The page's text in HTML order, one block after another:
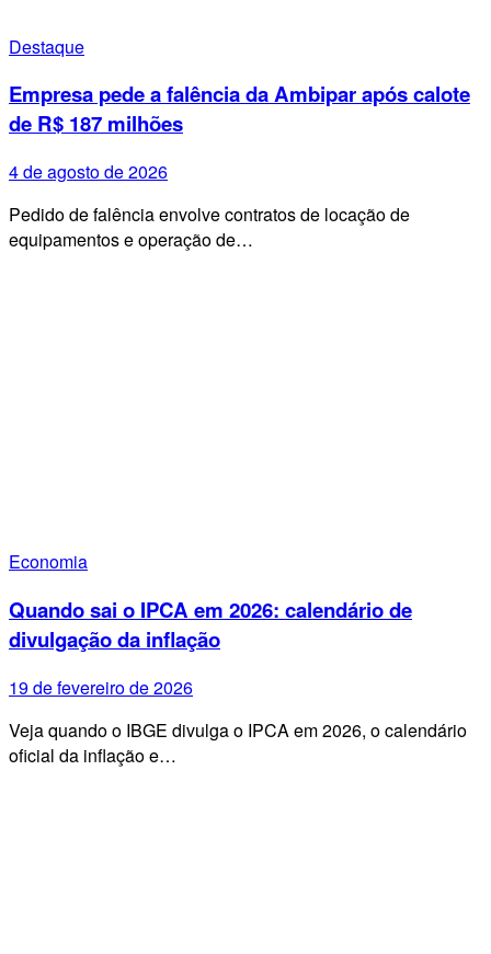
Destaque
Empresa pede a falência da Ambipar após calote
de R$ 187 milhões
4 de agosto de 2026
Pedido de falência envolve contratos de locação de
equipamentos e operação de…
Economia
Quando sai o IPCA em 2026: calendário de
divulgação da inflação
19 de fevereiro de 2026
Veja quando o IBGE divulga o IPCA em 2026, o calendário
oficial da inflação e…